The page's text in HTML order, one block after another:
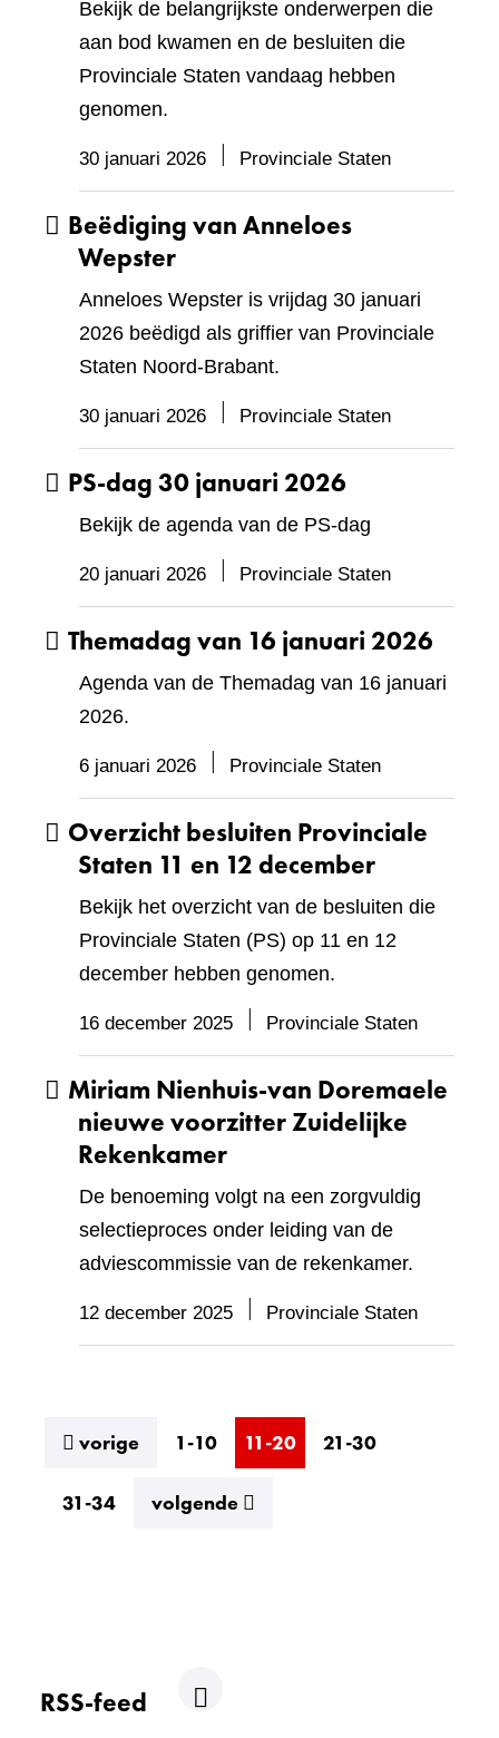
Bekijk de belangrijkste onderwerpen die
aan bod kwamen en de besluiten die
Provinciale Staten vandaag hebben
genomen.
30 januari 2026 Provinciale Staten
Beëdiging van Anneloes
Wepster
Anneloes Wepster is vrijdag 30 januari
2026 beëdigd als griffier van Provinciale
Staten Noord‑Brabant.
30 januari 2026 Provinciale Staten
PS-dag 30 januari 2026
Bekijk de agenda van de PS-dag
20 januari 2026 Provinciale Staten
Themadag van 16 januari 2026
Agenda van de Themadag van 16 januari
2026.
6 januari 2026 Provinciale Staten
Overzicht besluiten Provinciale
Staten 11 en 12 december
Bekijk het overzicht van de besluiten die
Provinciale Staten (PS) op 11 en 12
december hebben genomen.
16 december 2025 Provinciale Staten
Miriam Nienhuis-van Doremaele
nieuwe voorzitter Zuidelijke
Rekenkamer
De benoeming volgt na een zorgvuldig
selectieproces onder leiding van de
adviescommissie van de rekenkamer.
12 december 2025 Provinciale Staten
vorigeresultaten
1-10 11-20 21-30
31-34 volgenderesultaten
RSS-feed